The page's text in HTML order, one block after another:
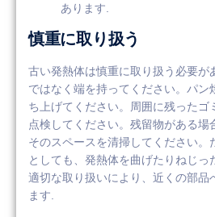
あります.
慎重に取り扱う
古い発熱体は慎重に取り扱う必要が
ではなく端を持ってください。パン
ち上げてください。周囲に残ったゴ
点検してください。残留物がある場
そのスペースを清掃してください。
としても、発熱体を曲げたりねじっ
適切な取り扱いにより、近くの部品
ます.